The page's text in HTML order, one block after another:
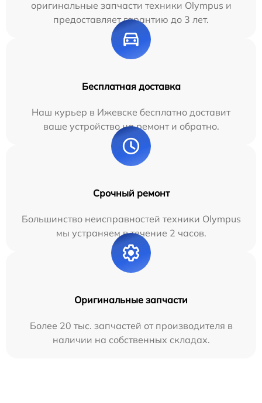
оригинальные запчасти техники Olympus и
предоставляет гарантию до 3 лет.
Бесплатная доставка
Наш курьер в Ижевске бесплатно доставит
ваше устройство на ремонт и обратно.
Срочный ремонт
Большинство неисправностей техники Olympus
мы устраняем в течение 2 часов.
Оригинальные запчасти
Более 20 тыс. запчастей от производителя в
наличии на собственных складах.